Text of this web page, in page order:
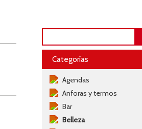
Categorías
Agendas
Anforas y termos
Bar
Belleza